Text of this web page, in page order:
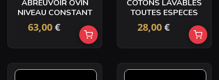
ABREUVOIR OVIN
NIVEAU CONSTANT
63,00€
COTONS LAVABLES
TOUTES ESPECES
28,00€